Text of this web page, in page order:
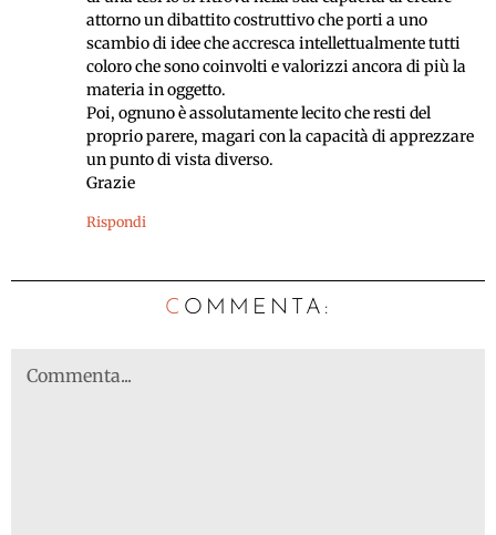
attorno un dibattito costruttivo che porti a uno
scambio di idee che accresca intellettualmente tutti
coloro che sono coinvolti e valorizzi ancora di più la
materia in oggetto.
Poi, ognuno è assolutamente lecito che resti del
proprio parere, magari con la capacità di apprezzare
un punto di vista diverso.
Grazie
Rispondi
C OMMENTA: